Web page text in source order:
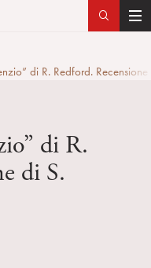
T
g
di R. Redford.
di R.
di S.